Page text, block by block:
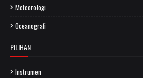
Meteorologi
Oceanografi
PILIHAN
Instrumen